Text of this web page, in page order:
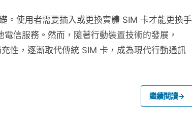
。使用者需要插入或更換實體 SIM 卡才能更換手
信服務。然而，隨著行動裝置技術的發展，
性，逐漸取代傳統 SIM 卡，成為現代行動通訊
繼續閱讀→